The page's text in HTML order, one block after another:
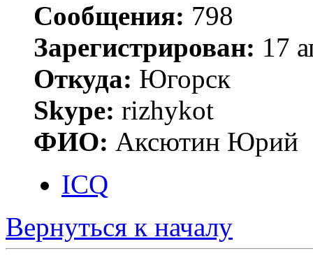
Сообщения: 798
Зарегистрирован: 17
Откуда: Югорск
Skype: rizhykot
ФИО: Аксютин Юрий
ICQ
Вернуться к началу